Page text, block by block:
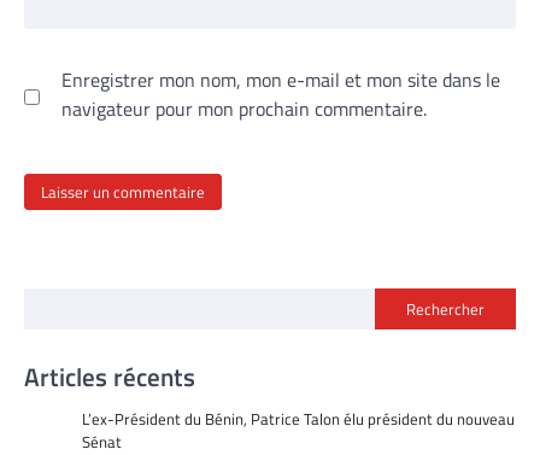
Enregistrer mon nom, mon e-mail et mon site dans le
navigateur pour mon prochain commentaire.
Rechercher
Articles récents
L’ex-Président du Bénin, Patrice Talon élu président du nouveau
Sénat